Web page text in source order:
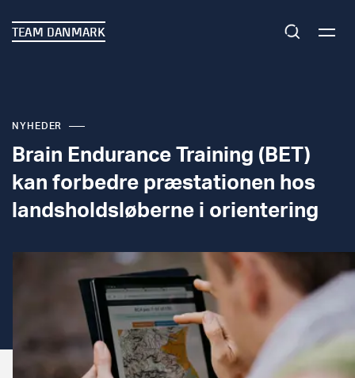
TEAM DANMARK
NYHEDER
Brain Endurance Training (BET)
kan forbedre præstationen hos
landsholdsløberne i orientering